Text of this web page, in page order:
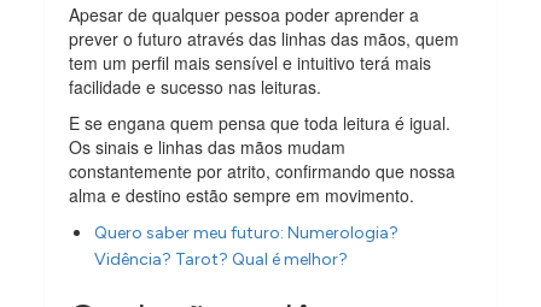
Apesar de qualquer pessoa poder aprender a
prever o futuro através das linhas das mãos, quem
tem um perfil mais sensível e intuitivo terá mais
facilidade e sucesso nas leituras.
E se engana quem pensa que toda leitura é igual.
Os sinais e linhas das mãos mudam
constantemente por atrito, confirmando que nossa
alma e destino estão sempre em movimento.
Quero saber meu futuro: Numerologia?
Vidência? Tarot? Qual é melhor?